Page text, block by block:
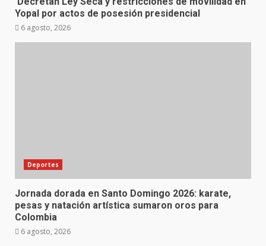
Yopal por actos de posesión presidencial
6 agosto, 2026
Deportes
Jornada dorada en Santo Domingo 2026: karate,
pesas y natación artística sumaron oros para
Colombia
6 agosto, 2026